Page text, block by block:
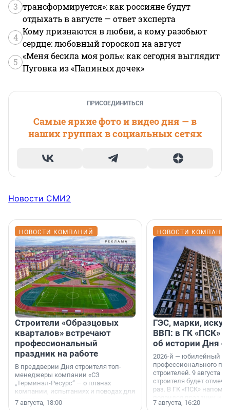
3 трансформируется»: как россияне будут
отдыхать в августе — ответ эксперта
4
Кому признаются в любви, а кому разобьют
сердце: любовный гороскоп на август
5
«Меня бесила моя роль»: как сегодня выглядит
Пуговка из «Папиных дочек»
ПРИСОЕДИНИТЬСЯ
Самые яркие фото и видео дня — в
наших группах в социальных сетях
Новости СМИ2
НОВОСТИ КОМПАНИЙ
Строители «Образцовых
кварталов» встречают
профессиональный
праздник на работе
В преддверии Дня строителя топ-
менеджеры компании «СЗ
„Терминал-Ресурс“ — о планах
компании, испытаниях и поводах для
осторожного оптимизма.
7 августа, 18:00
НОВОСТИ
ГЭС, марки,
ВВП: в ГК «ПСК»
об истории Дня
2026-й — юбилейный
профессионального
строителей. 9 августа
строителя будет
раз. В ГК «ПСК»
поменялась роль
7 августа, 16:20